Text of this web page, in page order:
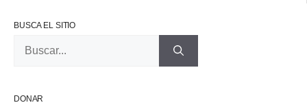
BUSCA EL SITIO
DONAR